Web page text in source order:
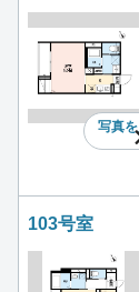
写真を
103号室